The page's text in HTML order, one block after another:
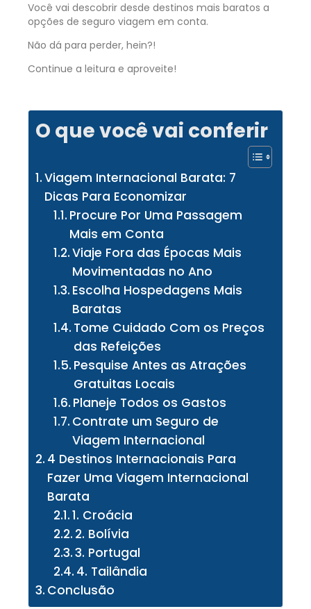
Você vai descobrir desde destinos mais baratos a
opções de seguro viagem em conta.
Não dá para perder, hein?!
Continue a leitura e aproveite!
O que você vai conferir
Viagem Internacional Barata: 7
Dicas Para Economizar
Procure Por Uma Passagem
Mais em Conta
Viaje Fora das Épocas Mais
Movimentadas no Ano
Escolha Hospedagens Mais
Baratas
Tome Cuidado Com os Preços
das Refeições
Pesquise Antes as Atrações
Gratuitas Locais
Planeje Todos os Gastos
Contrate um Seguro de
Viagem Internacional
4 Destinos Internacionais Para
Fazer Uma Viagem Internacional
Barata
1. Croácia
2. Bolívia
3. Portugal
4. Tailândia
Conclusão